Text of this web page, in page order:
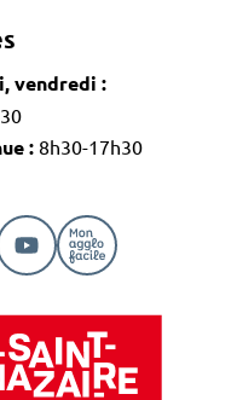
vendredi :
: 8h30-17h30
Facebook
compte Instagram
vers le compte
Lien vers la chaîne
Lien vers la